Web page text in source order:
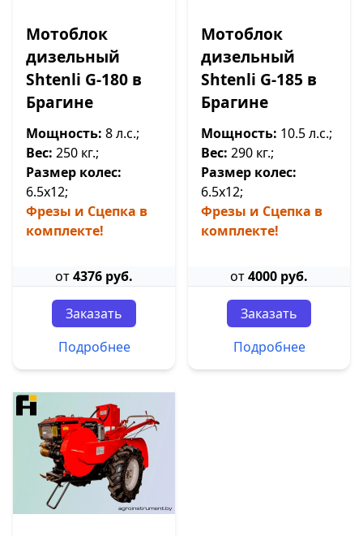
Мотоблок
дизельный
Shtenli G-180 в
Брагине
Мощность: 8 л.с.;
Вес: 250 кг.;
Размер колес:
6.5х12;
Фрезы и Сцепка в
комплекте!
от4376 руб.
Заказать
Подробнее
Мотоблок
дизельный
Shtenli G-185 в
Брагине
Мощность: 10.5 л.с.;
Вес: 290 кг.;
Размер колес:
6.5х12;
Фрезы и Сцепка в
комплекте!
от4000 руб.
Заказать
Подробнее